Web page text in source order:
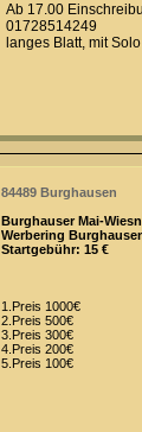
Ab 17.00
01728514249
langes Blatt, mit
84489 Burghausen
Burghauser Mai-Wiesn
Werbering
Startgebühr: 15 €
1.Preis 1000€
2.Preis 500€
3.Preis 300€
4.Preis 200€
5.Preis 100€